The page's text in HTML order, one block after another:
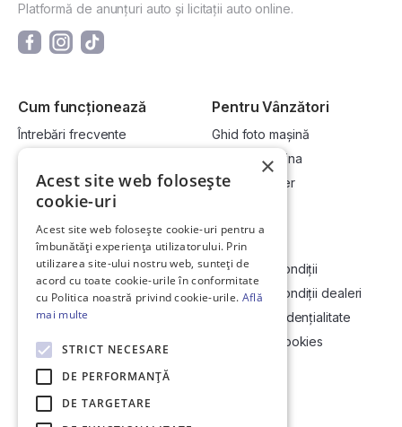
Platformă de anunțuri auto și licitații auto online.
Cum funcționează
Întrebări frecvente
Cum vând la licitație?
Pentru Vânzători
Ghid foto mașină
Vinde-ți mașina
Devino dealer
Link-uri utile
Informații utile vizionare
Contact
Soluționarea Online a litigiilor
ANCP
Compania
Termeni și condiții
Termeni și condiții dealeri
Politică confidențialitate
Politica de cookies
×
Acest site web folosește
cookie-uri
Acest site web folosește cookie-uri pentru a
îmbunătăți experiența utilizatorului. Prin
utilizarea site-ului nostru web, sunteți de
acord cu toate cookie-urile în conformitate
cu Politica noastră privind cookie-urile. Află
mai multe
STRICT NECESARE
DE PERFORMANȚĂ
DE TARGETARE